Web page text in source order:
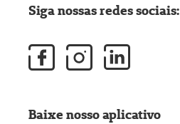
Siga nossas redes sociais:
Baixe nosso aplicativo